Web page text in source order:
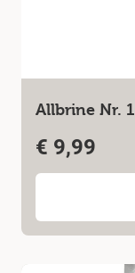
Allbrine Nr. 1
€ 9,99